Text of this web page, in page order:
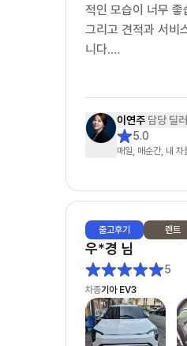
적인 모습이 너무 좋
그리고 견적과 서비
니다.
장기렌트를 여러차
경합했는데..이연주
이연주 딜러에게 장
렌트 계약서 쓰기
이연주 딜러가 끝까
다시 한번 이연주 딜
이연주 딜러를 선택
다.
이연주 딜러님, 건승
이연주 담당 딜러
5.0
매일, 매순간, 내 차
출고후기 렌트
우*경 님
5
차종기아 EV3